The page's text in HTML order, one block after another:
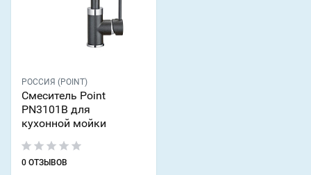
РОССИЯ (POINT)
Смеситель Point
PN3101B для
кухонной мойки
0 ОТЗЫВОВ